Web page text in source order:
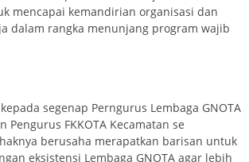
mencapai kemandirian organisasi dan
dalam rangka menunjang program wajib
segenap Perngurus Lembaga GNOTA
Pengurus FKKOTA Kecamatan se
berusaha merapatkan barisan untuk
eksistensi Lembaga GNOTA agar lebih